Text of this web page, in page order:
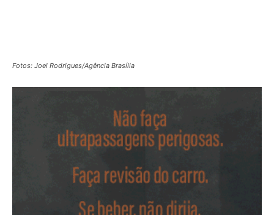
Fotos: Joel Rodrigues/Agência Brasília